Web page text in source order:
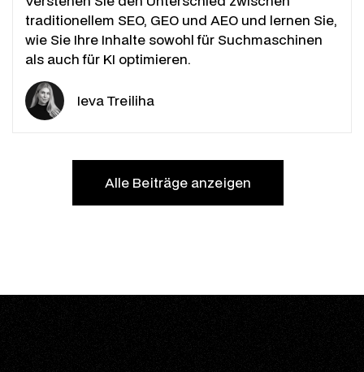
traditionellem SEO, GEO und AEO und lernen Sie,
wie Sie Ihre Inhalte sowohl für Suchmaschinen
als auch für KI optimieren.
Ieva Treiliha
Alle Beiträge anzeigen